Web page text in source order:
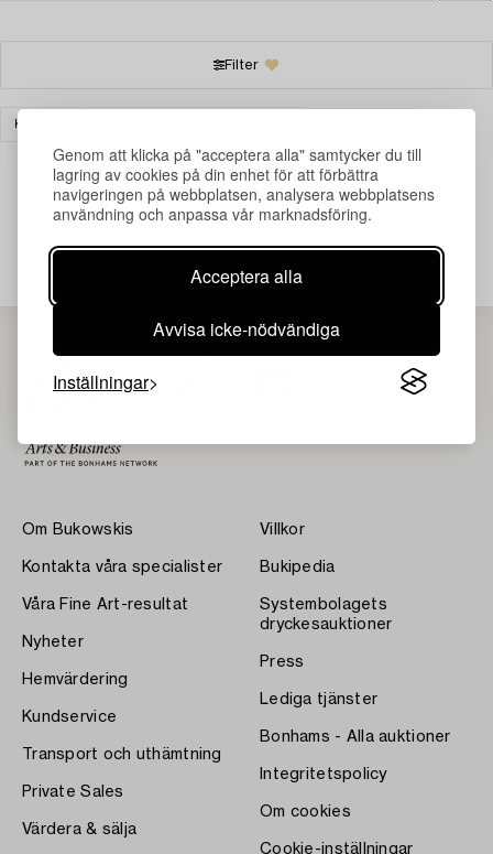
Genom att klicka på "acceptera alla" samtycker du till
lagring av cookies på din enhet för att förbättra
navigeringen på webbplatsen, analysera webbplatsens
användning och anpassa vår marknadsföring.
Acceptera alla
Avvisa icke-nödvändiga
Inställningar
Filter
KONST
Din sökning gav ingen träff just nu.
Om Bukowskis
Kontakta våra specialister
Våra Fine Art-resultat
Nyheter
Hemvärdering
Kundservice
Transport och uthämtning
Private Sales
Värdera & sälja
Villkor
Bukipedia
Systembolagets
dryckesauktioner
Press
Lediga tjänster
Bonhams - Alla auktioner
Integritetspolicy
Om cookies
Cookie-inställningar